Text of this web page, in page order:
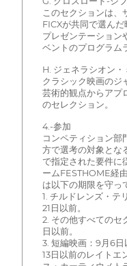
このセクションは、
FICXが共同で選んだ
プレゼンテーション
ベントのプログラム
H. ジェネラシオン・
クラシック映画のジ
芸術的観点からアプ
のセレクション。
4.-参加
コンペティション部
方で選考の対象とな
で指定された要件に
ームFESTHOME経
は以下の期限を守っ
1. チルドレンズ・テ
21日以前。
2. その他すべてのセ
日以前。
3. 短編映画：9月6日
13日以前のレイトエ